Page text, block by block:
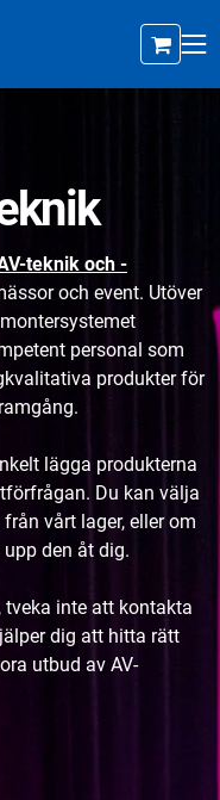
teknik och -
och event. Utöver
personal som
produkter för
lägga produkterna
Du kan välja
vårt lager, eller om
den åt dig.
tveka inte att kontakta
dig att hitta rätt
utbud av AV-